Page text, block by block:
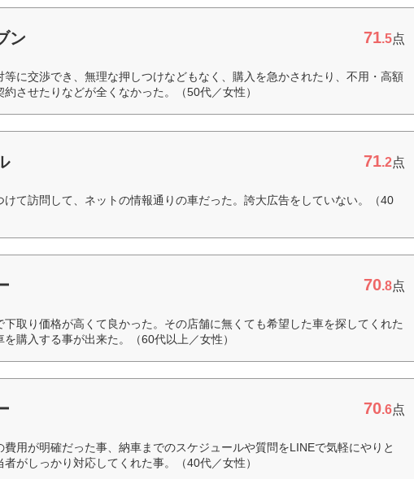
ン 71.5点
等に交渉でき、無理な押しつけなどもなく、購入を急かされたり、不用・高額
させたりなどが全くなかった。（50代／女性）
71.2点
けて訪問して、ネットの情報通りの車だった。誇大広告をしていない。（40
70.8点
下取り価格が高くて良かった。その店舗に無くても希望した車を探してくれた
購入する事が出来た。（60代以上／女性）
70.6点
費用が明確だった事、納車までのスケジュールや質問をLINEで気軽にやりと
者がしっかり対応してくれた事。（40代／女性）